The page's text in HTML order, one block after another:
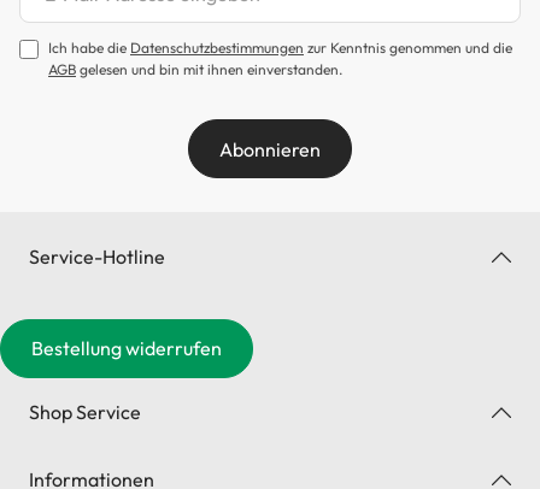
Ich habe die Datenschutzbestimmungen zur Kenntnis genommen und die
AGB gelesen und bin mit ihnen einverstanden.
Abonnieren
Service-Hotline
Bestellung widerrufen
Shop Service
Informationen